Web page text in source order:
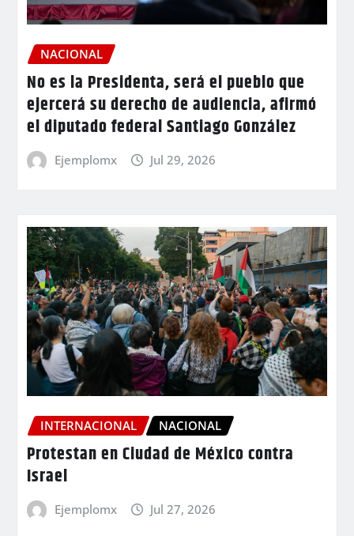
NACIONAL
No es la Presidenta, será el pueblo que
ejercerá su derecho de audiencia, afirmó
el diputado federal Santiago González
Ejemplomx Jul 29, 2026
INTERNACIONAL NACIONAL
Protestan en Ciudad de México contra
Israel
Ejemplomx Jul 27, 2026